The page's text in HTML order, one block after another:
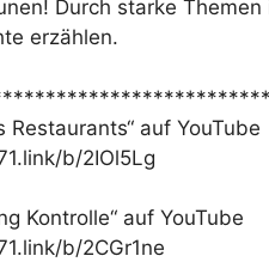
Durch starke
erzählen.
Restaurants“ auf YouTube
b/2IOl5Lg
Kontrolle“ auf YouTube
b/2CGr1ne